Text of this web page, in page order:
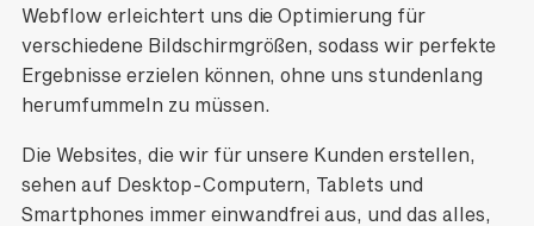
Webflow erleichtert uns die Optimierung für
verschiedene Bildschirmgrößen, sodass wir perfekte
Ergebnisse erzielen können, ohne uns stundenlang
herumfummeln zu müssen.
Die Websites, die wir für unsere Kunden erstellen,
sehen auf Desktop-Computern, Tablets und
Smartphones immer einwandfrei aus, und das alles,